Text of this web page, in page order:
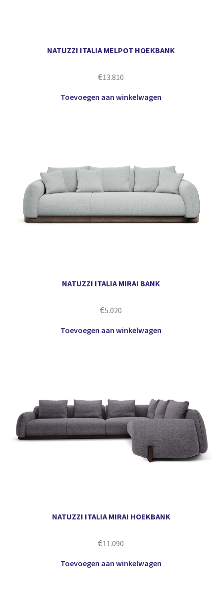
NATUZZI ITALIA MELPOT HOEKBANK
€13.810
Toevoegen aan winkelwagen
NATUZZI ITALIA MIRAI BANK
€5.020
Toevoegen aan winkelwagen
NATUZZI ITALIA MIRAI HOEKBANK
€11.090
Toevoegen aan winkelwagen